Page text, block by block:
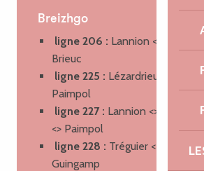
Breizhgo
ligne 206 : Lannion <>
Brieuc
ligne 225 : Lézardrieux <>
Paimpol
ligne 227 : Lannion <> Tréguier
<> Paimpol
ligne 228 : Tréguier <>La
Guingamp